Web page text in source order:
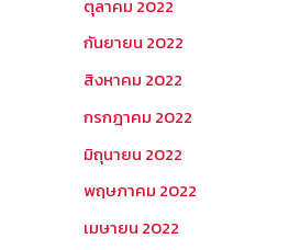
ตุลาคม 2022
กันยายน 2022
สิงหาคม 2022
กรกฎาคม 2022
มิถุนายน 2022
พฤษภาคม 2022
เมษายน 2022